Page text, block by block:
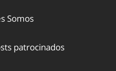
Somos
patrocinados